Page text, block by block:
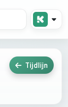
Tijdlijn